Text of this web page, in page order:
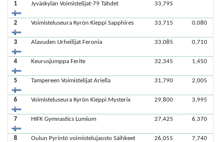
1
Jyväskylän Voimistelijat-79 Tähdet 33,795
2 Voimisteluseura Kyrön Kieppi Sapphires 33,715 0,080
3 Alavuden Urheilijat Feronia 33,085 0,710
4 Keurusjumppa Ferite 32,345 1,450
5 Tampereen Voimistelijat Ariella 31,790 2,005
6 Voimisteluseura Kyrön Kieppi Mysterix 29,800 3,995
7 HIFK Gymnastics Lumium 27,425 6,370
8 Oulun Pyrintö voimistelujaosto Säihkeet 26,055 7,740